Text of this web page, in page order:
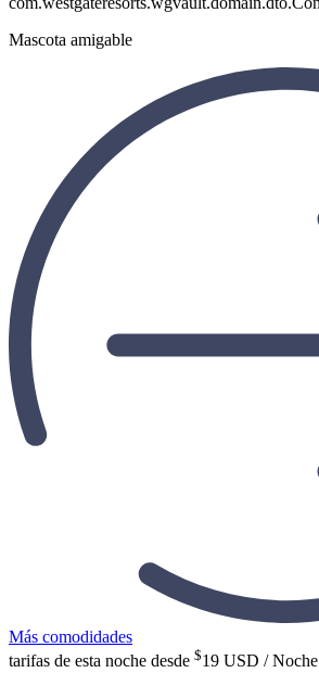
Mascota amigable
Más comodidades
tarifas de esta noche desde $19 USD / Noche